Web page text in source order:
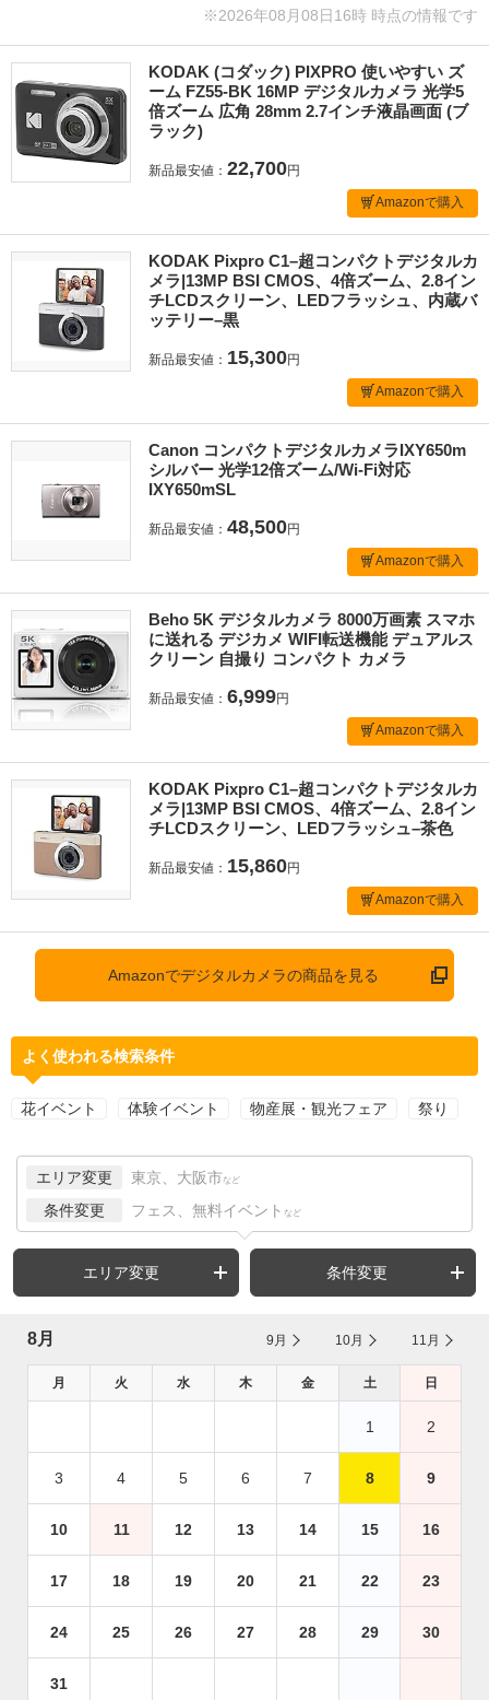
※2026年08月08日16時 時点の情報です
KODAK (コダック) PIXPRO 使いやすい ズ
ーム FZ55-BK 16MP デジタルカメラ 光学5
倍ズーム 広角 28mm 2.7インチ液晶画面 (ブ
ラック)
新品最安値： 22,700円
Amazonで購入
KODAK Pixpro C1–超コンパクトデジタルカ
メラ|13MP BSI CMOS、4倍ズーム、2.8イン
チLCDスクリーン、LEDフラッシュ、内蔵バ
ッテリー–黒
新品最安値： 15,300円
Amazonで購入
Canon コンパクトデジタルカメラIXY650m
シルバー 光学12倍ズーム/Wi-Fi対応
IXY650mSL
新品最安値： 48,500円
Amazonで購入
Beho 5K デジタルカメラ 8000万画素 スマホ
に送れる デジカメ WIFI転送機能 デュアルス
クリーン 自撮り コンパクト カメラ
新品最安値： 6,999円
Amazonで購入
KODAK Pixpro C1–超コンパクトデジタルカ
メラ|13MP BSI CMOS、4倍ズーム、2.8イン
チLCDスクリーン、LEDフラッシュ–茶色
新品最安値： 15,860円
Amazonで購入
Amazonでデジタルカメラの商品を見る
よく使われる検索条件
花イベント 体験イベント 物産展・観光フェア 祭り
エリア変更 東京、大阪市 など
条件変更 フェス、無料イベント など
エリア変更 条件変更
8月 9月 10月 11月
月 火 水 木 金 土 日
1 2
3 4 5 6 7 8 9
10 11 12 13 14 15 16
17 18 19 20 21 22 23
24 25 26 27 28 29 30
31